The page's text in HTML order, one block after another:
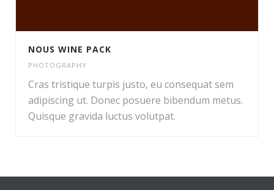
NOUS WINE PACK
PHOTOGRAPHY
Cras tristique turpis justo, eu consequat sem
adipiscing ut. Donec posuere bibendum metus.
Quisque gravida luctus volutpat.